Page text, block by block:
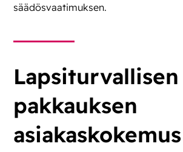
säädösvaatimuksen.
Lapsiturvallisen
pakkauksen
asiakaskokemus